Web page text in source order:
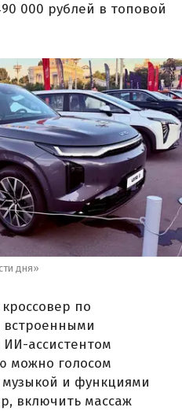
000 рублей в топовой
дня»
по
ассистентом
можно голосом
и функциями
включить массаж